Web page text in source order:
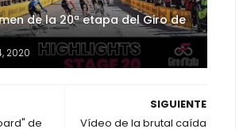
de la 20ª etapa del Giro de
2020
SIGUIENTE
Vídeo de la brutal caída
de